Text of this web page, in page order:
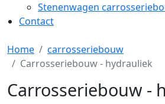
Stenenwagen
Contact
Home
carrosseriebouw
Carrosseriebouw - hydrauliek
Carrosseriebouw -